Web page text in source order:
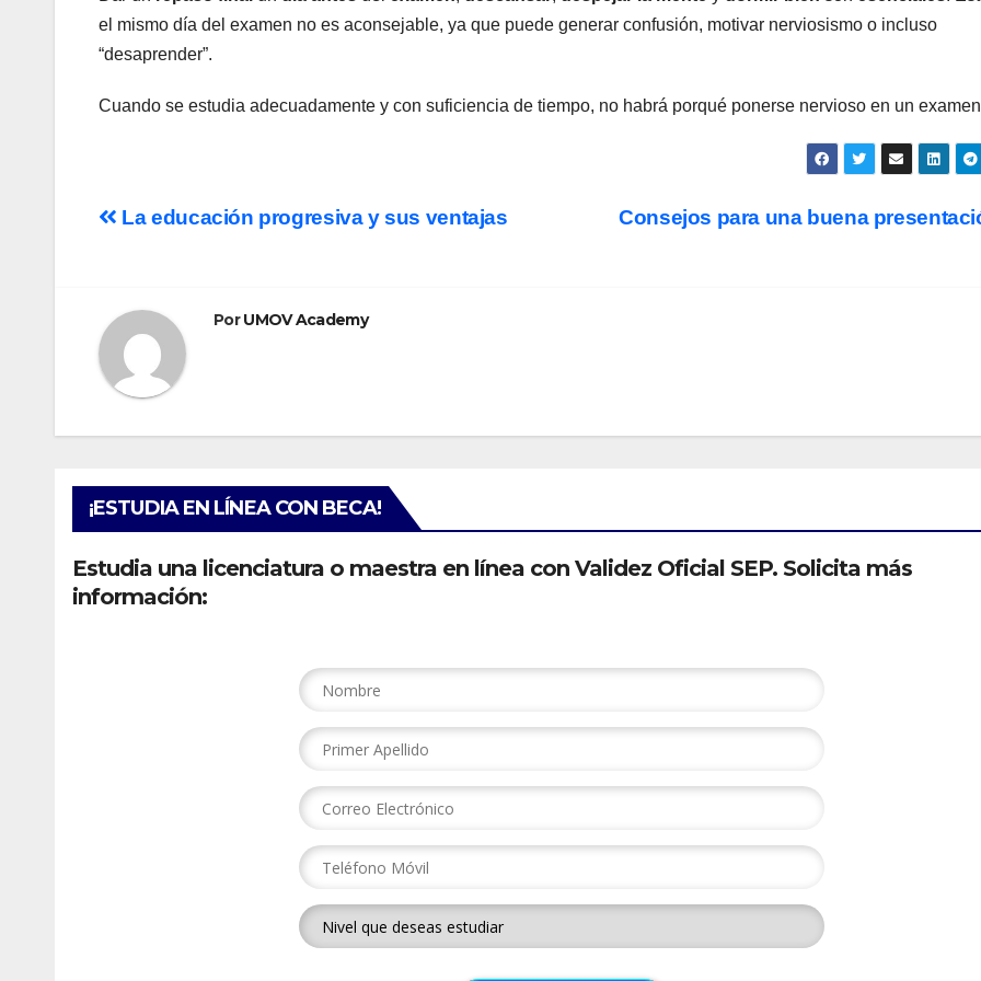
el mismo día del examen no es aconsejable, ya que puede generar confusión, motivar nerviosismo o incluso
“desaprender”.
Cuando se estudia adecuadamente y con suficiencia de tiempo, no habrá porqué ponerse nervioso en un
Navegación
entradas
Consejos para una buena
La educación progresiva y sus ventajas
PorUMOV Academy
¡ESTUDIA EN LÍNEA CON BECA!
Estudia una licenciatura o maestra en línea con Validez Oficial SEP. Solicita más
información: